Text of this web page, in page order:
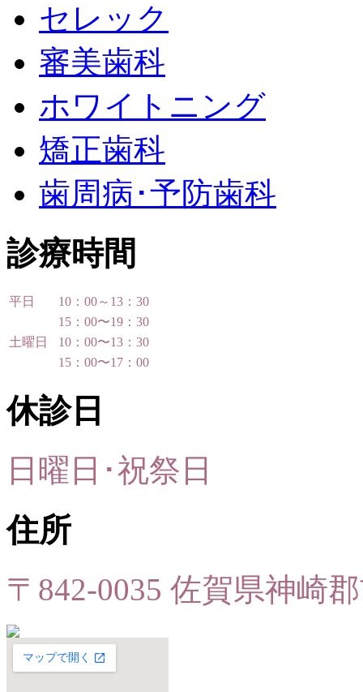
セレック
審美歯科
ホワイトニング
矯正歯科
歯周病･予防歯科
診療時間
平日
10：00～13：30
15：00〜19：30
土曜日
10：00〜13：30
15：00〜17：00
休診日
日曜日･祝祭日
住所
〒842-0035 佐賀県神崎